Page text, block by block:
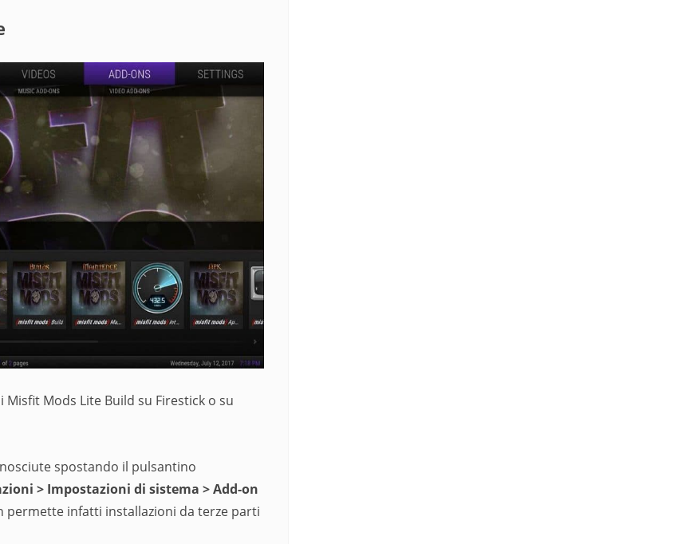
Misfit Mods Lite Build su Firestick o su
spostando il pulsantino
> Impostazioni di sistema > Add-on
permette infatti installazioni da terze parti